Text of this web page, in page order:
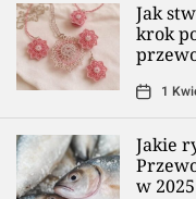
Jak
krok
1
Jakie
w